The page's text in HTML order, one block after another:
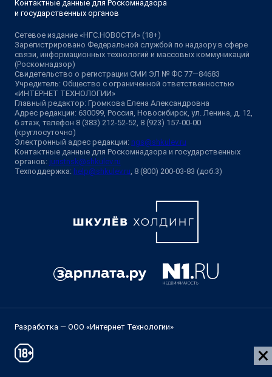
Контактные данные для Роскомнадзора
и государственных органов
Сетевое издание «НГС.НОВОСТИ» (18+)
Зарегистрировано Федеральной службой по надзору в сфере
связи, информационных технологий и массовых коммуникаций
(Роскомнадзор)
Свидетельство о регистрации СМИ ЭЛ № ФС 77—84683
Учредитель: Общество с ограниченной ответственностью
«ИНТЕРНЕТ ТЕХНОЛОГИИ»
Главный редактор: Громкова Елена Александровна
Адрес редакции: 630099, Россия, Новосибирск, ул. Ленина, д. 12,
6 этаж, телефон 8 (383) 212-52-52, 8 (923) 157-00-00
(круглосуточно)
Электронный адрес редакции: ngs@shkulev.ru
Контактные данные для Роскомнадзора и государственных
органов: juristnsk@shkulev.ru
Техподдержка: help@shkulev.ru , 8 (800) 200-03-83 (доб.3)
Разработка — ООО «Интернет Технологии»